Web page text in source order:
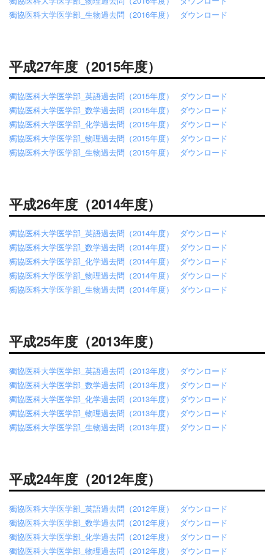
獨協医科大学医学部_生物過去問（2016年度）
ダウンロード
平成27年度（2015年度）
獨協医科大学医学部_英語過去問（2015年度）
ダウンロード
獨協医科大学医学部_数学過去問（2015年度）
ダウンロード
獨協医科大学医学部_化学過去問（2015年度）
ダウンロード
獨協医科大学医学部_物理過去問（2015年度）
ダウンロード
獨協医科大学医学部_生物過去問（2015年度）
ダウンロード
平成26年度（2014年度）
獨協医科大学医学部_英語過去問（2014年度）
ダウンロード
獨協医科大学医学部_数学過去問（2014年度）
ダウンロード
獨協医科大学医学部_化学過去問（2014年度）
ダウンロード
獨協医科大学医学部_物理過去問（2014年度）
ダウンロード
獨協医科大学医学部_生物過去問（2014年度）
ダウンロード
平成25年度（2013年度）
獨協医科大学医学部_英語過去問（2013年度）
ダウンロード
獨協医科大学医学部_数学過去問（2013年度）
ダウンロード
獨協医科大学医学部_化学過去問（2013年度）
ダウンロード
獨協医科大学医学部_物理過去問（2013年度）
ダウンロード
獨協医科大学医学部_生物過去問（2013年度）
ダウンロード
平成24年度（2012年度）
獨協医科大学医学部_英語過去問（2012年度）
ダウンロード
獨協医科大学医学部_数学過去問（2012年度）
ダウンロード
獨協医科大学医学部_化学過去問（2012年度）
ダウンロード
獨協医科大学医学部_物理過去問（2012年度）
ダウンロード